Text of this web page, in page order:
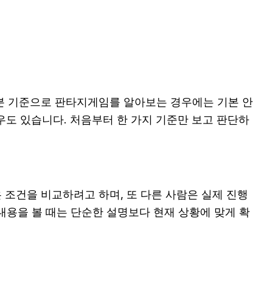
준으로 판타지게임를 알아보는 경우에는 기본 안
있습니다. 처음부터 한 가지 기준만 보고 판단하
건을 비교하려고 하며, 또 다른 사람은 실제 진행
을 볼 때는 단순한 설명보다 현재 상황에 맞게 확